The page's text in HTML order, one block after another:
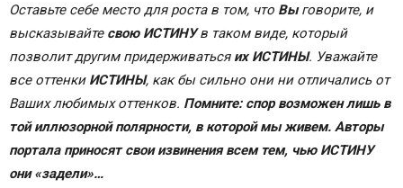
Оставьте себе место для роста в том, что Выговорите, и
высказывайте свою ИСТИНУв таком виде, который
позволит другим придерживаться их ИСТИНЫ. Уважайте
все оттенки ИСТИНЫ, как бы сильно они ни отличались от
Ваших любимых оттенков. Помните: спор возможен лишь в
той иллюзорной полярности, в которой мы живем. Авторы
портала приносят свои извинения всем тем, чью ИСТИНУ
они «задели»…